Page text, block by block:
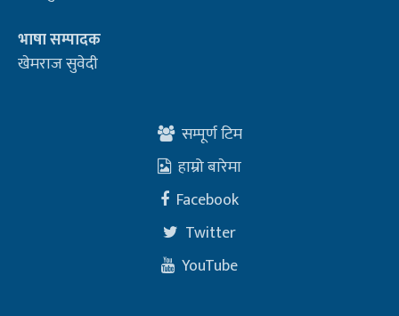
भाषा सम्पादक
खेमराज सुवेदी
सम्पूर्ण टिम
हाम्रो बारेमा
Facebook
Twitter
YouTube